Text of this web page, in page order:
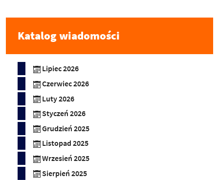
Katalog wiadomości
Lipiec 2026
Czerwiec 2026
Luty 2026
Styczeń 2026
Grudzień 2025
Listopad 2025
Wrzesień 2025
Sierpień 2025